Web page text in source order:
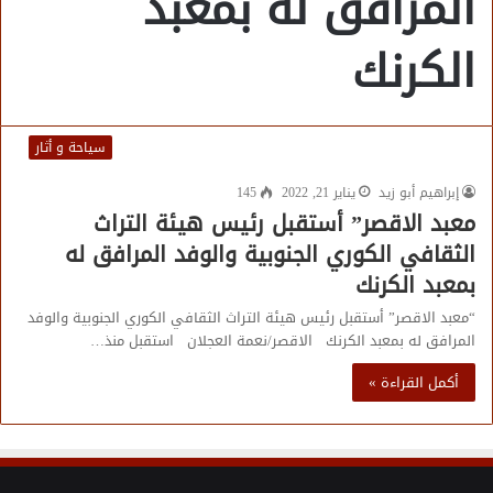
الكرنك
سياحة و أثار
إبراهيم أبو زيد
يناير 21, 2022 145
معبد الاقصر” أستقبل رئيس هيئة التراث
الثقافي الكوري الجنوبية والوفد المرافق له
بمعبد الكرنك
“معبد الاقصر” أستقبل رئيس هيئة التراث الثقافي الكوري الجنوبية والوفد
المرافق له بمعبد الكرنك الاقصر/نعمة العجلان استقبل منذ…
أكمل القراءة »